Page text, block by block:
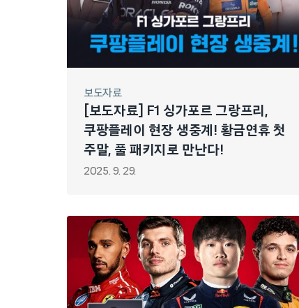
보도자료
[보도자료] F1 싱가포르 그랑프리,
쿠팡플레이 현장 생중계! 황금연휴 첫
주말, 풀 패키지로 만난다!
2025. 9. 29.